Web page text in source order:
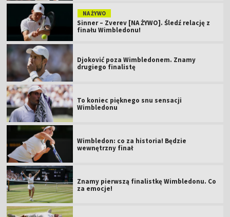
NA ŻYWO
Sinner – Zverev [NA ŻYWO]. Śledź relację z
finału Wimbledonu!
Djoković poza Wimbledonem. Znamy
drugiego finalistę
To koniec pięknego snu sensacji
Wimbledonu
Wimbledon: co za historia! Będzie
wewnętrzny finał
Znamy pierwszą finalistkę Wimbledonu. Co
za emocje!